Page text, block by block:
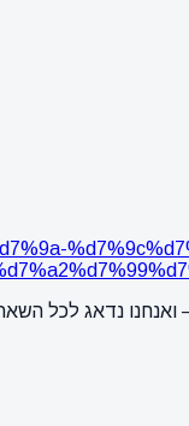
נדאג לכל